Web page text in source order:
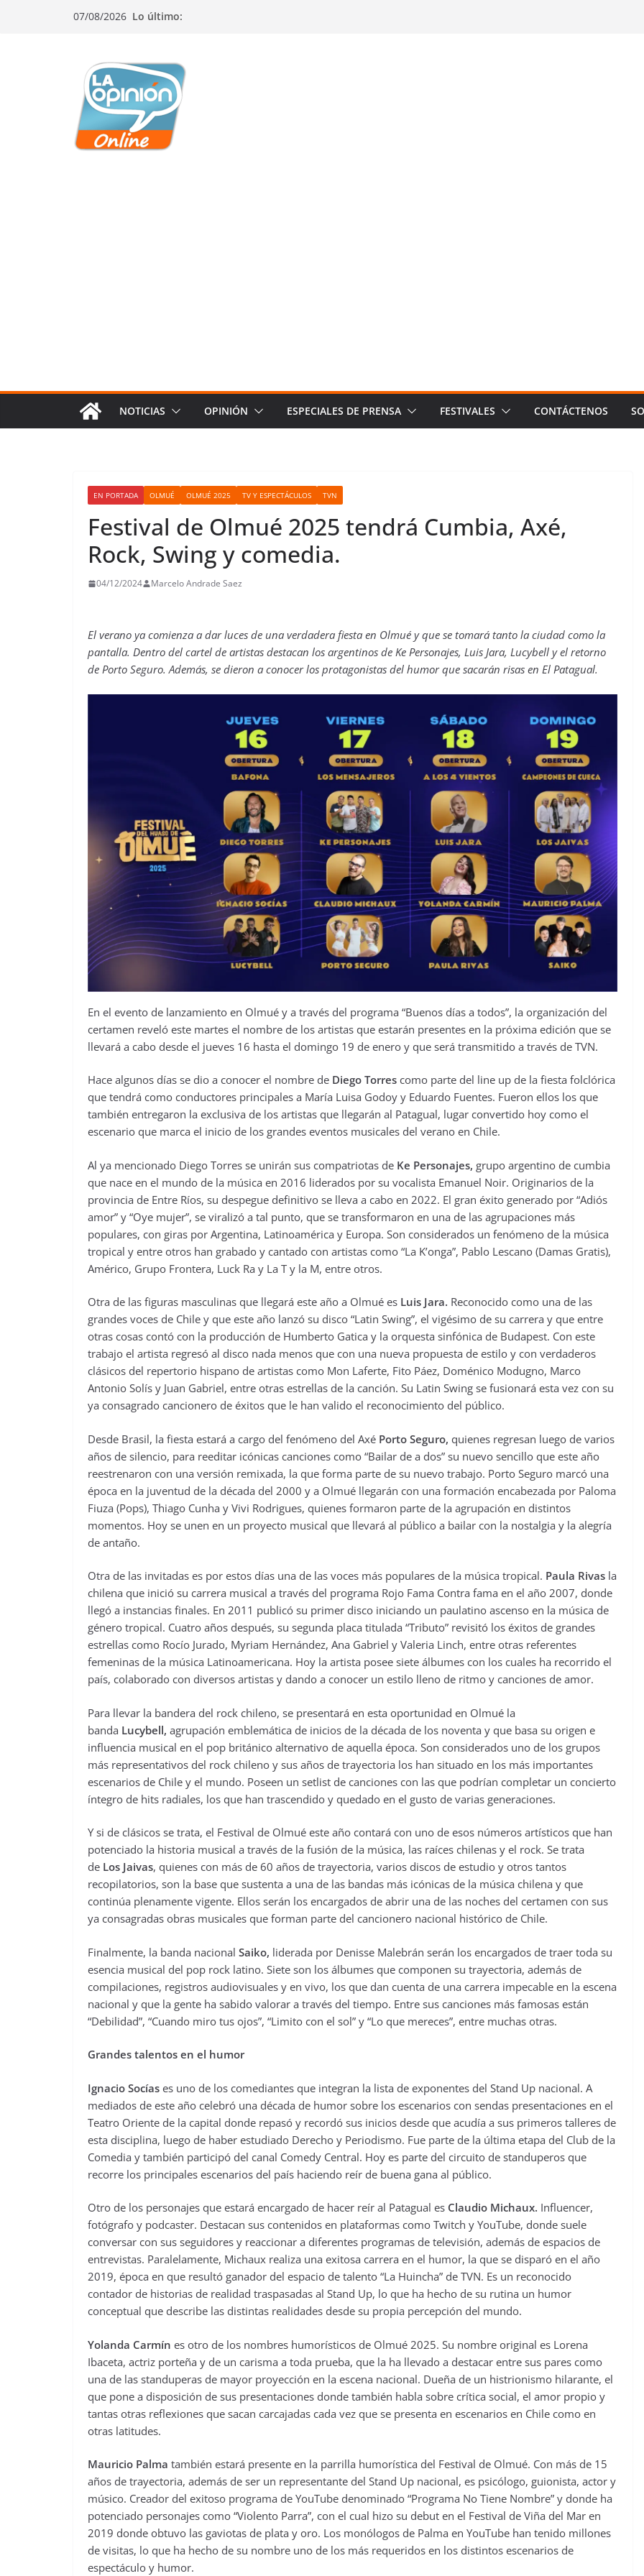
07/08/2026 Lo último:
NOTICIAS OPINIÓN ESPECIALES DE PRENSA FESTIVALES CONTÁCTENOS
EN PORTADA OLMUÉ OLMUÉ 2025 TV Y ESPECTÁCULOS TVN
Festival de Olmué 2025 tendrá Cumbia, Axé,
Rock, Swing y comedia.
04/12/2024 Marcelo Andrade Saez
El verano ya comienza a dar luces de una verdadera fiesta en Olmué y que se tomará tanto la ciudad como la
pantalla. Dentro del cartel de artistas destacan los argentinos de Ke Personajes, Luis Jara, Lucybell y el retorno
de Porto Seguro. Además, se dieron a conocer los protagonistas del humor que sacarán risas en El Patagual.
En el evento de lanzamiento en Olmué y a través del programa “Buenos días a todos”, la organización del
certamen reveló este martes el nombre de los artistas que estarán presentes en la próxima edición que se
llevará a cabo desde el jueves 16 hasta el domingo 19 de enero y que será transmitido a través de TVN.
Hace algunos días se dio a conocer el nombre de Diego Torres como parte del line up de la fiesta folclórica
que tendrá como conductores principales a María Luisa Godoy y Eduardo Fuentes. Fueron ellos los que
también entregaron la exclusiva de los artistas que llegarán al Patagual, lugar convertido hoy como el
escenario que marca el inicio de los grandes eventos musicales del verano en Chile.
Al ya mencionado Diego Torres se unirán sus compatriotas de Ke Personajes, grupo argentino de cumbia
que nace en el mundo de la música en 2016 liderados por su vocalista Emanuel Noir. Originarios de la
provincia de Entre Ríos, su despegue definitivo se lleva a cabo en 2022. El gran éxito generado por “Adiós
amor” y “Oye mujer”, se viralizó a tal punto, que se transformaron en una de las agrupaciones más
populares, con giras por Argentina, Latinoamérica y Europa. Son considerados un fenómeno de la música
tropical y entre otros han grabado y cantado con artistas como “La K’onga”, Pablo Lescano (Damas Gratis),
Américo, Grupo Frontera, Luck Ra y La T y la M, entre otros.
Otra de las figuras masculinas que llegará este año a Olmué es Luis Jara. Reconocido como una de las
grandes voces de Chile y que este año lanzó su disco “Latin Swing”, el vigésimo de su carrera y que entre
otras cosas contó con la producción de Humberto Gatica y la orquesta sinfónica de Budapest. Con este
trabajo el artista regresó al disco nada menos que con una nueva propuesta de estilo y con verdaderos
clásicos del repertorio hispano de artistas como Mon Laferte, Fito Páez, Doménico Modugno, Marco
Antonio Solís y Juan Gabriel, entre otras estrellas de la canción. Su Latin Swing se fusionará esta vez con su
ya consagrado cancionero de éxitos que le han valido el reconocimiento del público.
Desde Brasil, la fiesta estará a cargo del fenómeno del Axé Porto Seguro, quienes regresan luego de varios
años de silencio, para reeditar icónicas canciones como “Bailar de a dos” su nuevo sencillo que este año
reestrenaron con una versión remixada, la que forma parte de su nuevo trabajo. Porto Seguro marcó una
época en la juventud de la década del 2000 y a Olmué llegarán con una formación encabezada por Paloma
Fiuza (Pops), Thiago Cunha y Vivi Rodrigues, quienes formaron parte de la agrupación en distintos
momentos. Hoy se unen en un proyecto musical que llevará al público a bailar con la nostalgia y la alegría
de antaño.
Otra de las invitadas es por estos días una de las voces más populares de la música tropical. Paula Rivas la
chilena que inició su carrera musical a través del programa Rojo Fama Contra fama en el año 2007, donde
llegó a instancias finales. En 2011 publicó su primer disco iniciando un paulatino ascenso en la música de
género tropical. Cuatro años después, su segunda placa titulada “Tributo” revisitó los éxitos de grandes
estrellas como Rocío Jurado, Myriam Hernández, Ana Gabriel y Valeria Linch, entre otras referentes
femeninas de la música Latinoamericana. Hoy la artista posee siete álbumes con los cuales ha recorrido el
país, colaborado con diversos artistas y dando a conocer un estilo lleno de ritmo y canciones de amor.
Para llevar la bandera del rock chileno, se presentará en esta oportunidad en Olmué la
banda Lucybell, agrupación emblemática de inicios de la década de los noventa y que basa su origen e
influencia musical en el pop británico alternativo de aquella época. Son considerados uno de los grupos
más representativos del rock chileno y sus años de trayectoria los han situado en los más importantes
escenarios de Chile y el mundo. Poseen un setlist de canciones con las que podrían completar un concierto
íntegro de hits radiales, los que han trascendido y quedado en el gusto de varias generaciones.
Y si de clásicos se trata, el Festival de Olmué este año contará con uno de esos números artísticos que han
potenciado la historia musical a través de la fusión de la música, las raíces chilenas y el rock. Se trata
de Los Jaivas, quienes con más de 60 años de trayectoria, varios discos de estudio y otros tantos
recopilatorios, son la base que sustenta a una de las bandas más icónicas de la música chilena y que
continúa plenamente vigente. Ellos serán los encargados de abrir una de las noches del certamen con sus
ya consagradas obras musicales que forman parte del cancionero nacional histórico de Chile.
Finalmente, la banda nacional Saiko, liderada por Denisse Malebrán serán los encargados de traer toda su
esencia musical del pop rock latino. Siete son los álbumes que componen su trayectoria, además de
compilaciones, registros audiovisuales y en vivo, los que dan cuenta de una carrera impecable en la escena
nacional y que la gente ha sabido valorar a través del tiempo. Entre sus canciones más famosas están
“Debilidad”, “Cuando miro tus ojos”, “Limito con el sol” y “Lo que mereces”, entre muchas otras.
Grandes talentos en el humor
Ignacio Socías es uno de los comediantes que integran la lista de exponentes del Stand Up nacional. A
mediados de este año celebró una década de humor sobre los escenarios con sendas presentaciones en el
Teatro Oriente de la capital donde repasó y recordó sus inicios desde que acudía a sus primeros talleres de
esta disciplina, luego de haber estudiado Derecho y Periodismo. Fue parte de la última etapa del Club de la
Comedia y también participó del canal Comedy Central. Hoy es parte del circuito de standuperos que
recorre los principales escenarios del país haciendo reír de buena gana al público.
Otro de los personajes que estará encargado de hacer reír al Patagual es Claudio Michaux. Influencer,
fotógrafo y podcaster. Destacan sus contenidos en plataformas como Twitch y YouTube, donde suele
conversar con sus seguidores y reaccionar a diferentes programas de televisión, además de espacios de
entrevistas. Paralelamente, Michaux realiza una exitosa carrera en el humor, la que se disparó en el año
2019, época en que resultó ganador del espacio de talento “La Huincha” de TVN. Es un reconocido
contador de historias de realidad traspasadas al Stand Up, lo que ha hecho de su rutina un humor
conceptual que describe las distintas realidades desde su propia percepción del mundo.
Yolanda Carmín es otro de los nombres humorísticos de Olmué 2025. Su nombre original es Lorena
Ibaceta, actriz porteña y de un carisma a toda prueba, que la ha llevado a destacar entre sus pares como
una de las standuperas de mayor proyección en la escena nacional. Dueña de un histrionismo hilarante, el
que pone a disposición de sus presentaciones donde también habla sobre crítica social, el amor propio y
tantas otras reflexiones que sacan carcajadas cada vez que se presenta en escenarios en Chile como en
otras latitudes.
Mauricio Palma también estará presente en la parrilla humorística del Festival de Olmué. Con más de 15
años de trayectoria, además de ser un representante del Stand Up nacional, es psicólogo, guionista, actor y
músico. Creador del exitoso programa de YouTube denominado “Programa No Tiene Nombre” y donde ha
potenciado personajes como “Violento Parra”, con el cual hizo su debut en el Festival de Viña del Mar en
2019 donde obtuvo las gaviotas de plata y oro. Los monólogos de Palma en YouTube han tenido millones
de visitas, lo que ha hecho de su nombre uno de los más requeridos en los distintos escenarios de
espectáculo y humor.